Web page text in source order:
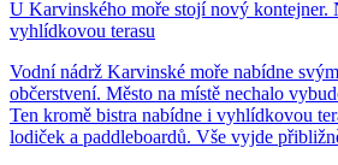
U Karvinského moře stojí nový kontejner.
vyhlídkovou terasu
Vodní nádrž Karvinské moře nabídne
občerstvení. Město na místě nechalo
Ten kromě bistra nabídne i vyhlídkovou
lodiček a paddleboardů. Vše vyjde